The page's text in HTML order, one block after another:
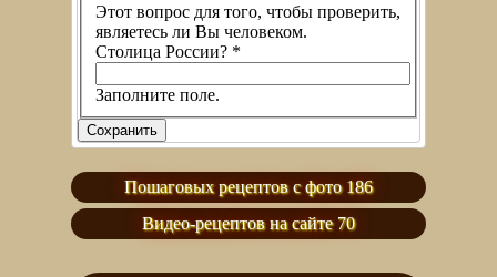
Этот вопрос для того, чтобы проверить,
являетесь ли Вы человеком.
Столица России? *
Заполните поле.
Пошаговых рецептов с фото 186
Видео-рецептов на сайте 70